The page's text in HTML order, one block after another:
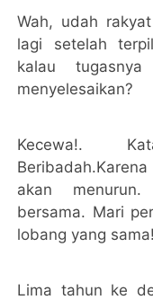
Wah, udah
lagi setelah
kalau
menyelesaikan?
Kecewa!.
akan
bersama. Mari
lobang yang
Lima tahun ke